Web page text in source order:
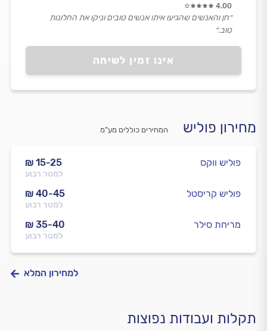
אינו זמין לשיחה
4.00
״חן והאנשים שהגיעו איתו אנשים טובים וניקו את החלונות
טוב.״
מחירון פוליש המחירים כוללים מע”מ
₪ 15-25
למטר רבוע
פוליש ווקס
₪ 40-45
למטר רבוע
פוליש קריסטל
₪ 35-40
למטר רבוע
מריחת סילר
למחירון המלא
תקלות ועבודות נפוצות